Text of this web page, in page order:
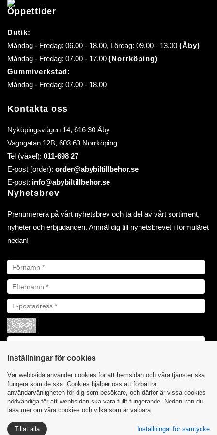
Öppettider
Butik:
Måndag - Fredag: 06.00 - 18.00, Lördag: 09.00 - 13.00 (Åby)
Måndag - Fredag: 07.00 - 17.00 (Norrköping)
Gummiverkstad:
Måndag - Fredag: 07.00 - 18.00
Kontakta oss
Nyköpingsvägen 14, 616 30 Åby
Vagngatan 12B, 603 63 Norrköping
Tel (växel): 011-698 27
E-post (order): order@abybiltillbehor.se
E-post: info@abybiltillbehor.se
Nyhetsbrev
Prenumerera på vårt nyhetsbrev och ta del av vårt sortiment,
nyheter och erbjudanden. Anmäl dig till nyhetsbrevet i formuläret
nedan!
Integritetspolicy | Åby Biltillbehör AB © 2023
Inställningar för cookies
Vår webbsida använder cookies för att hemsidan och våra tjänster ska
fungera som de ska. Cookies hjälper oss att förbättra
användarvänligheten för dig som besökare, och därför är vissa cookies
nödvändiga för att webbsidan ska vara fullt fungerande. Nedan kan du
läsa mer om våra cookies och vilka som är valbara.
Tillåt alla Inställningar för samtycke